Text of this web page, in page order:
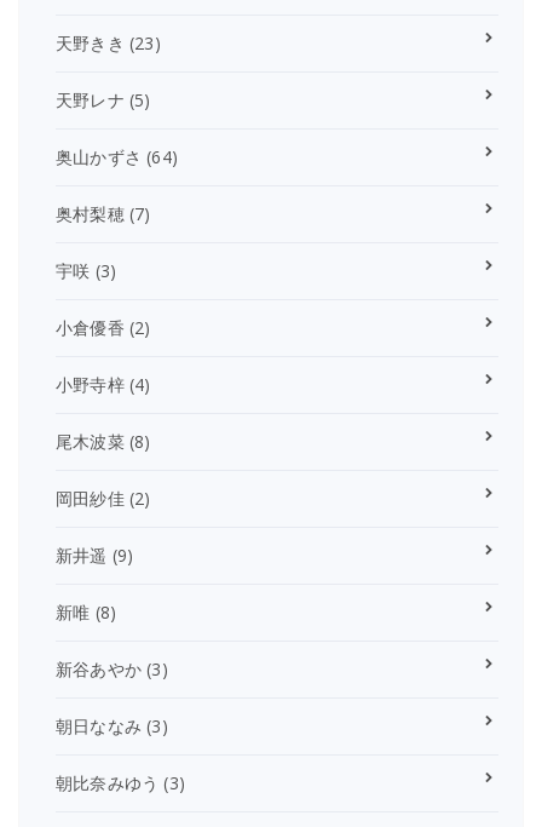
天野きき (23)
天野レナ (5)
奥山かずさ (64)
奥村梨穂(7)
宇咲 (3)
小倉優香 (2)
小野寺梓(4)
尾木波菜(8)
岡田紗佳(2)
新井遥 (9)
新唯 (8)
新谷あやか (3)
朝日ななみ (3)
朝比奈みゆう (3)